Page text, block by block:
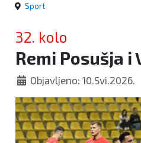
Sport
32. kolo
Remi Posušja i
Objavljeno: 10.Svi.2026.